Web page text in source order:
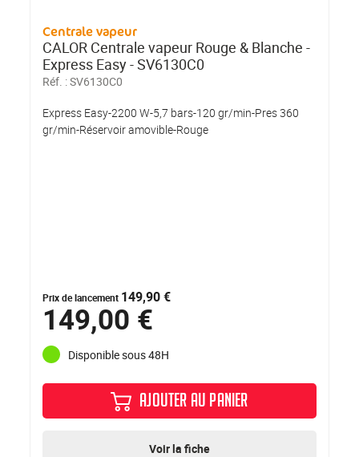
Centrale vapeur
CALOR Centrale vapeur Rouge & Blanche -
Express Easy - SV6130C0
Réf. :SV6130C0
Express Easy-2200 W-5,7 bars-120 gr/min-Pres 360
gr/min-Réservoir amovible-Rouge
Prix de lancement 149,90 €
149,00 €
Disponible sous 48H
AJOUTER AU PANIER
Voir la fiche